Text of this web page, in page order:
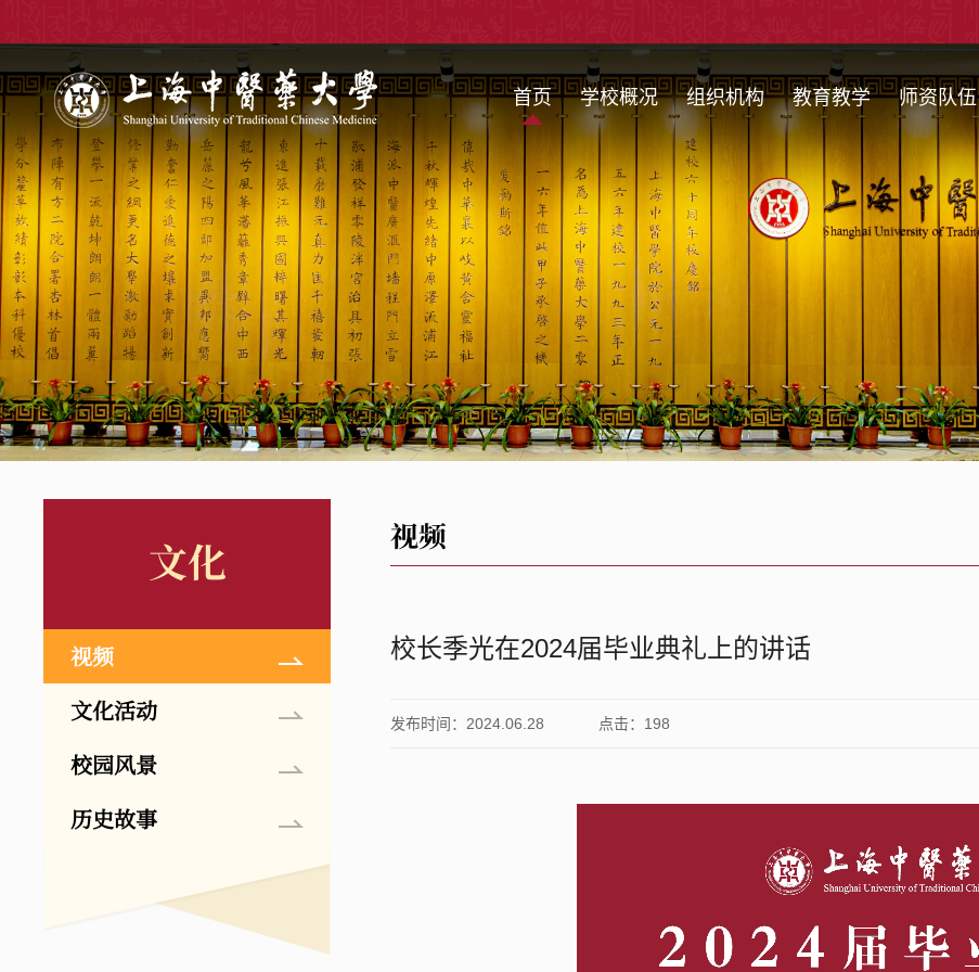
首页 学校概况 组织机构 教育教学 师资队伍
文化
视频
文化活动
校园风景
历史故事
视频
校长季光在2024届毕业典礼上的讲话
发布时间：2024.06.28 点击： 198